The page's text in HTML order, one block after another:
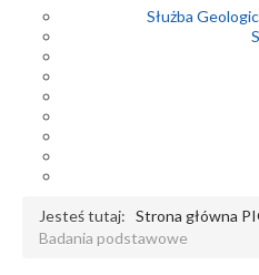
Służba
Jesteś tutaj: Strona główna
Badania podstawowe